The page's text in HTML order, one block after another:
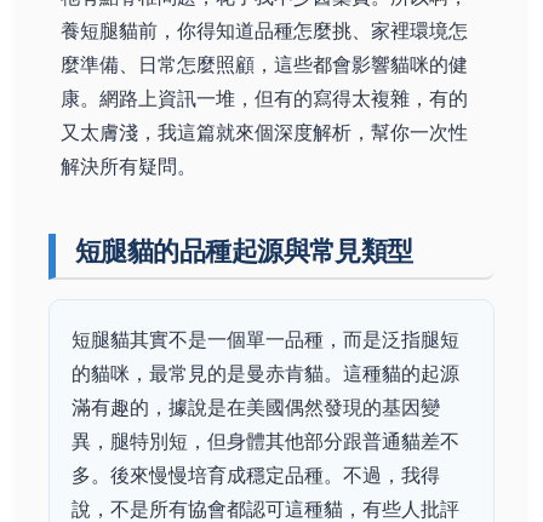
養短腿貓前，你得知道品種怎麼挑、家裡環境怎
麼準備、日常怎麼照顧，這些都會影響貓咪的健
康。網路上資訊一堆，但有的寫得太複雜，有的
又太膚淺，我這篇就來個深度解析，幫你一次性
解決所有疑問。
短腿貓的品種起源與常見類型
短腿貓其實不是一個單一品種，而是泛指腿短
的貓咪，最常見的是曼赤肯貓。這種貓的起源
滿有趣的，據說是在美國偶然發現的基因變
異，腿特別短，但身體其他部分跟普通貓差不
多。後來慢慢培育成穩定品種。不過，我得
說，不是所有協會都認可這種貓，有些人批評